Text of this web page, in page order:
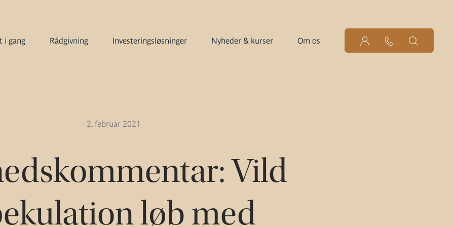
i gang Rådgivning Investeringsløsninger Nyheder & kurser Om os
2. februar 2021
Vild
løb med